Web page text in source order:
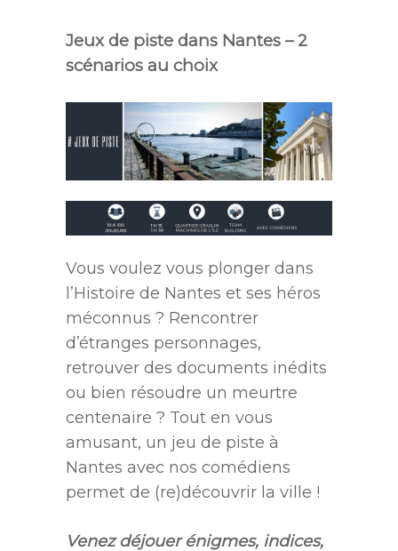
Jeux de piste dans Nantes – 2
scénarios au choix
Vous voulez vous plonger dans
l’Histoire de Nantes et ses héros
méconnus ? Rencontrer
d’étranges personnages,
retrouver des documents inédits
ou bien résoudre un meurtre
centenaire ? Tout en vous
amusant, un jeu de piste à
Nantes avec nos comédiens
permet de (re)découvrir la ville !
Venez déjouer énigmes, indices,